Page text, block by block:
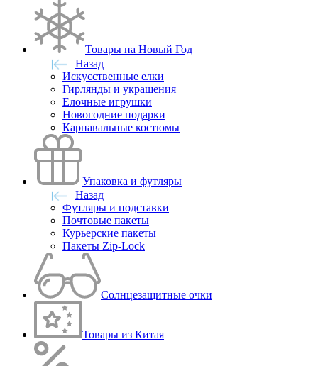
Товары на Новый Год
Назад
Искусственные елки
Гирлянды и украшения
Елочные игрушки
Новогодние подарки
Карнавальные костюмы
Упаковка и футляры
Назад
Футляры и подставки
Почтовые пакеты
Курьерские пакеты
Пакеты Zip-Lock
Солнцезащитные очки
Товары из Китая